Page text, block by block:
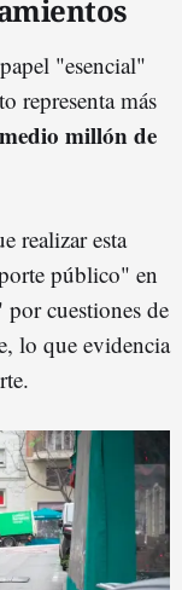
"esencial"
representa más
medio millón de
realizar esta
público" en
por cuestiones de
lo que evidencia